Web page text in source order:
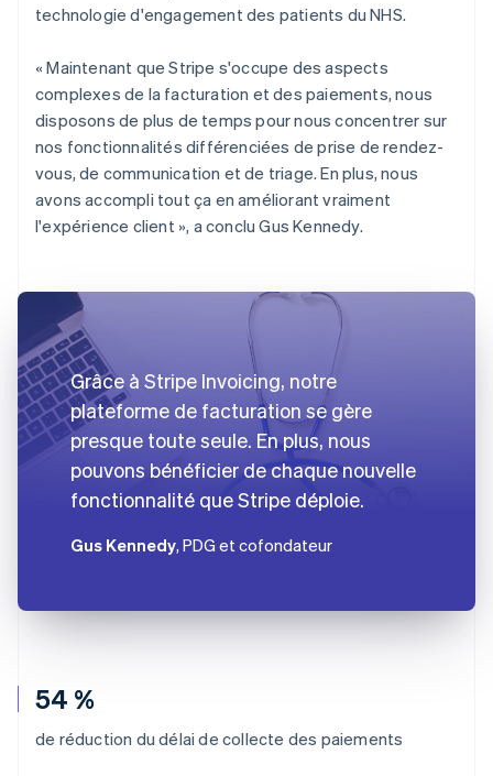
54 %
de réduction du délai de collecte des paiements
technologie d'engagement des patients du NHS.
« Maintenant que Stripe s'occupe des aspects
complexes de la facturation et des paiements, nous
disposons de plus de temps pour nous concentrer sur
nos fonctionnalités différenciées de prise de rendez-
vous, de communication et de triage. En plus, nous
avons accompli tout ça en améliorant vraiment
l'expérience client », a conclu Gus Kennedy.
Grâce à Stripe Invoicing, notre
plateforme de facturation se gère
presque toute seule. En plus, nous
pouvons bénéficier de chaque nouvelle
fonctionnalité que Stripe déploie.
Gus Kennedy, PDG et cofondateur